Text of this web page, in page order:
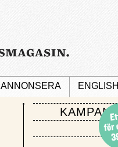
ANNONSERA ENGLISH
KAMPANJ